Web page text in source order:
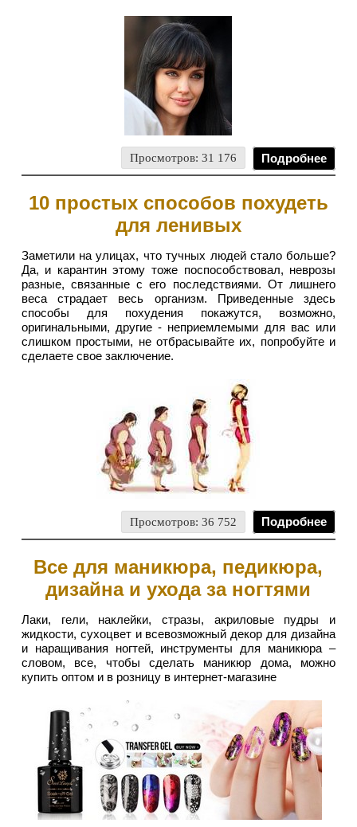
Просмотров: 31 176 Подробнее
10 простых способов похудеть
для ленивых
Заметили на улицах, что тучных людей стало больше?
Да, и карантин этому тоже поспособствовал, неврозы
разные, связанные с его последствиями. От лишнего
веса страдает весь организм. Приведенные здесь
способы для похудения покажутся, возможно,
оригинальными, другие - неприемлемыми для вас или
слишком простыми, не отбрасывайте их, попробуйте и
сделаете свое заключение.
Просмотров: 36 752 Подробнее
Все для маникюра, педикюра,
дизайна и ухода за ногтями
Лаки, гели, наклейки, стразы, акриловые пудры и
жидкости, сухоцвет и всевозможный декор для дизайна
и наращивания ногтей, инструменты для маникюра –
словом, все, чтобы сделать маникюр дома, можно
купить оптом и в розницу в интернет-магазине